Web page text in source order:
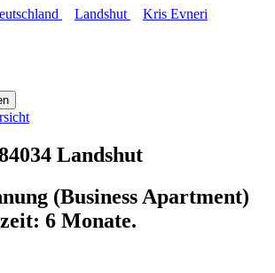
Landshut
Kris Evneri
Landshut
(Business Apartment)
6 Monate.